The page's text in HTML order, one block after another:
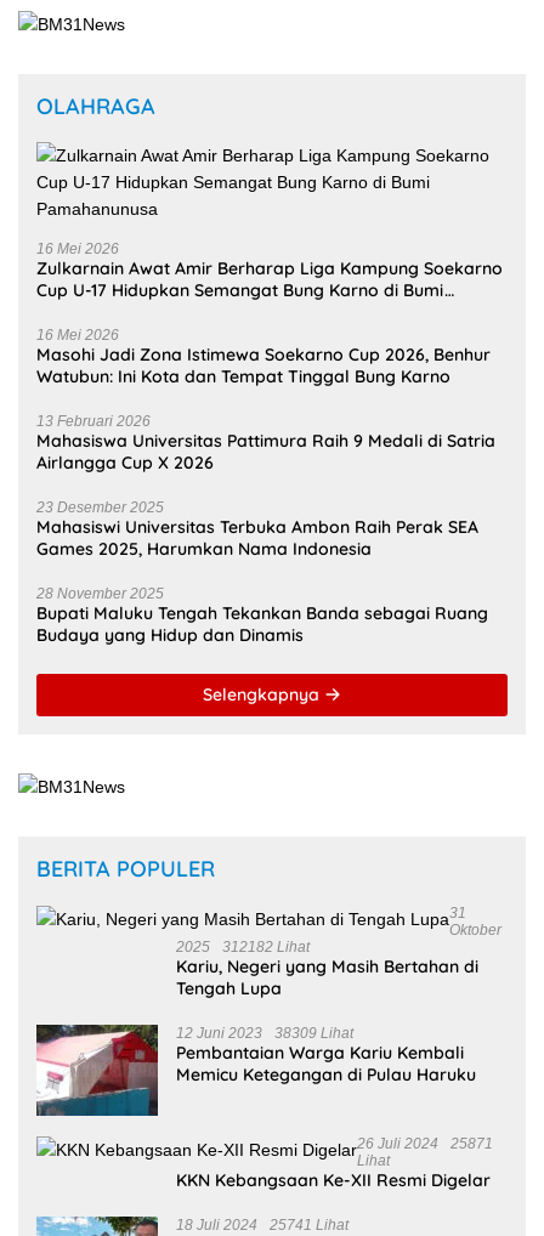
OLAHRAGA
16 Mei 2026
Zulkarnain Awat Amir Berharap Liga Kampung Soekarno
Cup U-17 Hidupkan Semangat Bung Karno di Bumi
16 Mei 2026
Masohi Jadi Zona Istimewa Soekarno Cup 2026, Benhur
Watubun: Ini Kota dan Tempat Tinggal Bung Karno
13 Februari 2026
Mahasiswa Universitas Pattimura Raih 9 Medali di Satria
Airlangga Cup X 2026
23 Desember 2025
Mahasiswi Universitas Terbuka Ambon Raih Perak SEA
Games 2025, Harumkan Nama Indonesia
28 November 2025
Bupati Maluku Tengah Tekankan Banda sebagai Ruang
Budaya yang Hidup dan Dinamis
Selengkapnya
BERITA POPULER
31
Oktober
2025
312182 Lihat
Kariu, Negeri yang Masih Bertahan di
Tengah Lupa
12 Juni 2023 38309 Lihat
Pembantaian Warga Kariu Kembali
Memicu Ketegangan di Pulau Haruku
26 Juli 2024
25871
Lihat
KKN Kebangsaan Ke-XII Resmi Digelar
18 Juli 2024 25741 Lihat